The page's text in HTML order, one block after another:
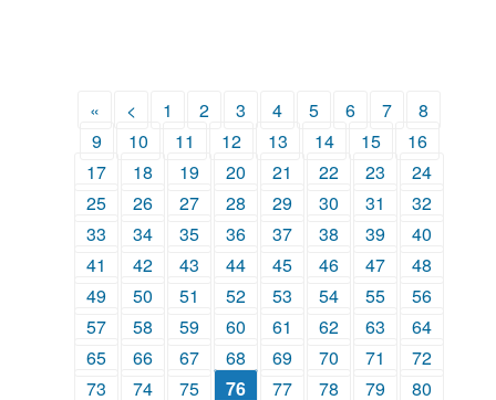
« < 1 2 3 4 5 6 7
8
9
10 11 12 13 14 15
16
17
18 19 20 21 22 23
24
25
26 27 28 29 30 31
32
33
34 35 36 37 38 39
40
41
42 43 44 45 46 47
48
49
50 51 52 53 54 55
56
57
58 59 60 61 62 63
64
65
66 67 68 69 70 71
72
73
74 75 76 77 78 79
80